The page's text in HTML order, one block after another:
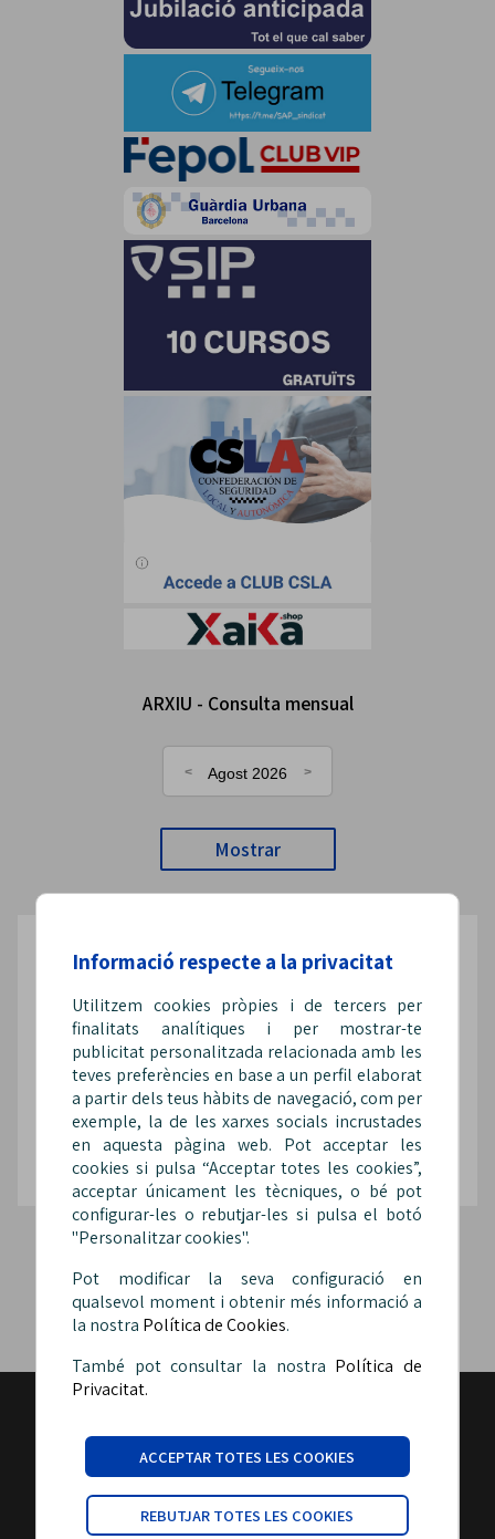
Segueix-nos a les xarxes
@Sip_fepol@SipFepol@sipfepol
ARXIU - Consulta mensual
Agost 2026
Mostrar
Carrer Malats, 27 | 08030 Barcelona
Informació respecte a la privacitat
Utilitzem cookies pròpies i de tercers per
finalitats analítiques i per mostrar-te
publicitat personalitzada relacionada amb les
teves preferències en base a un perfil elaborat
a partir dels teus hàbits de navegació, com per
exemple, la de les xarxes socials incrustades
en aquesta pàgina web. Pot acceptar les
cookies si pulsa “Acceptar totes les cookies”,
acceptar únicament les tècniques, o bé pot
configurar-les o rebutjar-les si pulsa el botó
"Personalitzar cookies".
Pot modificar la seva configuració en
qualsevol moment i obtenir més informació a
la nostra Política de Cookies.
També pot consultar la nostra Política de
Privacitat.
ACCEPTAR TOTES LES COOKIES
REBUTJAR TOTES LES COOKIES